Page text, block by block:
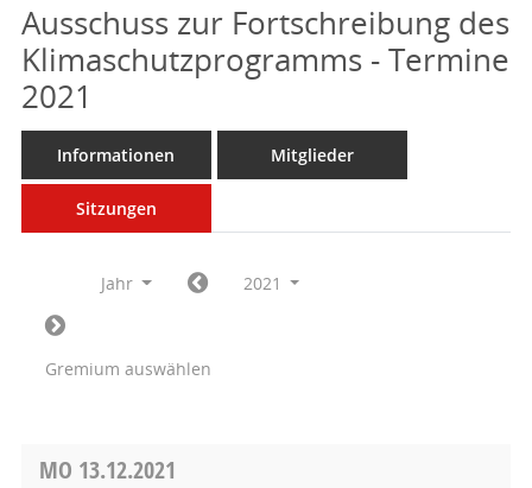
Ausschuss zur Fortschreibung des
Klimaschutzprogramms - Termine
2021
Informationen Mitglieder
Sitzungen
Jahr 2021
Gremium auswählen
MO 13.12.2021